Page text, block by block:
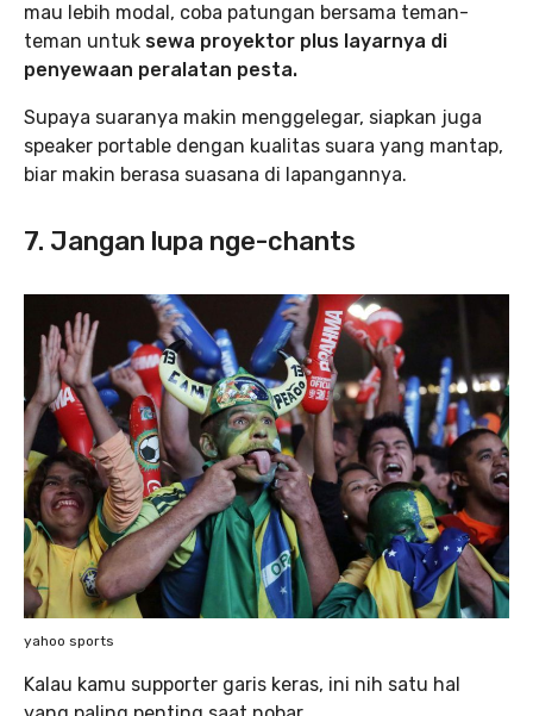
mau lebih modal, coba patungan bersama teman-
teman untuk sewa proyektor plus layarnya di
penyewaan peralatan pesta.
Supaya suaranya makin menggelegar, siapkan juga
speaker portable dengan kualitas suara yang mantap,
biar makin berasa suasana di lapangannya.
7. Jangan lupa nge-chants
yahoo sports
Kalau kamu supporter garis keras, ini nih satu hal